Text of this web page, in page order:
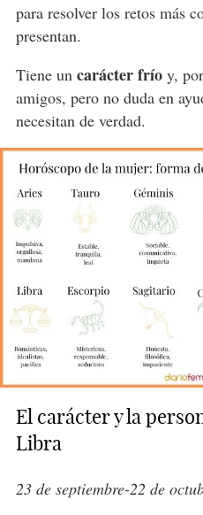
para resolver los retos más
presentan.
Tiene un carácter fríoy, por
amigos, pero no duda en
necesitan de verdad.
El carácter y la
Libra
23 de septiembre-22 de